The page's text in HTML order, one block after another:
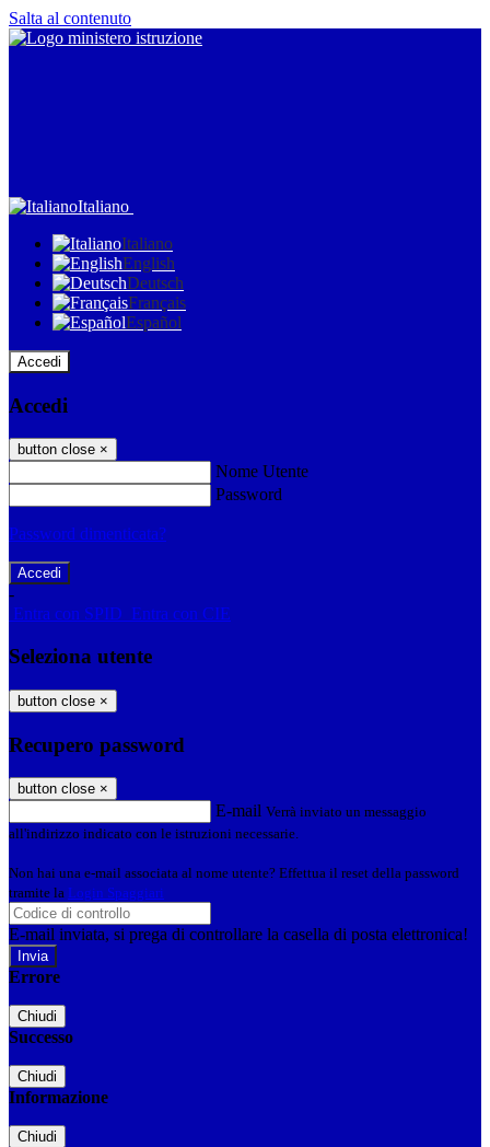
Salta al contenuto
Italiano
Italiano
English
Deutsch
Français
Español
Accedi
Accedi
button close ×
Nome Utente
Password
Password dimenticata?
-
Entra con SPID Entra con CIE
Seleziona utente
button close ×
Recupero password
button close ×
E-mail Verrà inviato un messaggio
all'indirizzo indicato con le istruzioni necessarie.
Non hai una e-mail associata al nome utente? Effettua il reset della password
tramite la Login Spaggiari
E-mail inviata, si prega di controllare la casella di posta elettronica!
Errore
Chiudi
Successo
Chiudi
Informazione
Chiudi